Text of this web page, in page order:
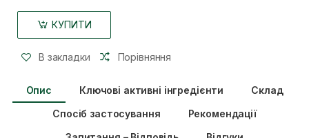
КУПИТИ
В закладки Порівняння
Опис Ключові активні інгредієнти
Склад
Спосіб застосування
Рекомендації